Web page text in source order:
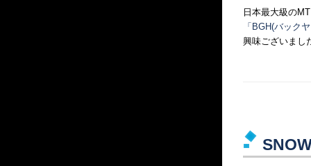
日本最大級の
「BGH(バック
興味ございまし